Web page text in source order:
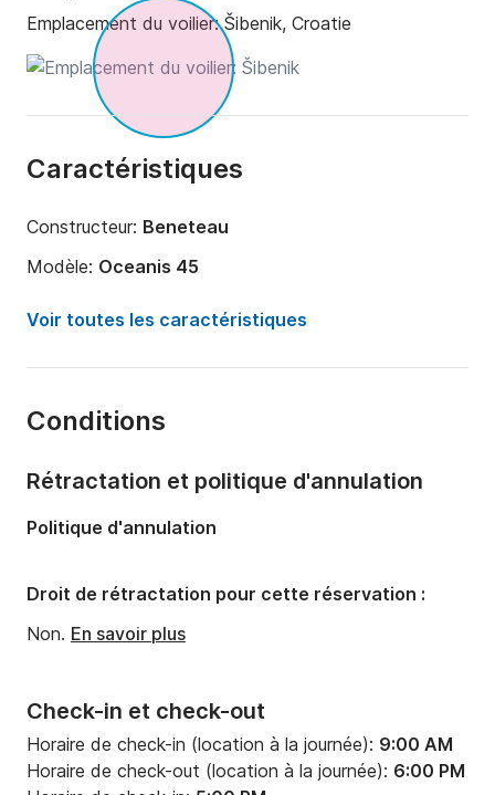
Emplacement du voilier:Šibenik, Croatie
Caractéristiques
Constructeur: Beneteau
Modèle: Oceanis 45
Année:
Nombre de couchages:
Nombre de salles de bains:
Tirant d'eau:2.15m
Puissance moteur:54cv
Voir toutes les caractéristiques
Conditions
Check-in et check-out
Horaire de check-in (location à la journée): 9:00 AM
Horaire de check-out (location à la journée): 6:00 PM
Rétractation et politique d'annulation
Politique d'annulation
Droit de rétractation pour cette réservation :
Non. En savoir plus